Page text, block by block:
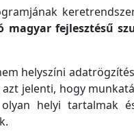
magyar fejlesztésű
helyszíni
jelenti, hogy
helyi tartalmak